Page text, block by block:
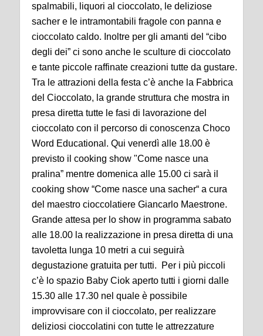
spalmabili, liquori al cioccolato, le deliziose
sacher e le intramontabili fragole con panna e
cioccolato caldo. Inoltre per gli amanti del “cibo
degli dei” ci sono anche le sculture di cioccolato
e tante piccole raffinate creazioni tutte da gustare.
Tra le attrazioni della festa c’è anche la Fabbrica
del Cioccolato, la grande struttura che mostra in
presa diretta tutte le fasi di lavorazione del
cioccolato con il percorso di conoscenza Choco
Word Educational. Qui venerdì alle 18.00 è
previsto il cooking show "Come nasce una
pralina” mentre domenica alle 15.00 ci sarà il
cooking show “Come nasce una sacher“ a cura
del maestro cioccolatiere Giancarlo Maestrone.
Grande attesa per lo show in programma sabato
alle 18.00 la realizzazione in presa diretta di una
tavoletta lunga 10 metri a cui seguirà
degustazione gratuita per tutti. Per i più piccoli
c’è lo spazio Baby Ciok aperto tutti i giorni dalle
15.30 alle 17.30 nel quale è possibile
improvvisare con il cioccolato, per realizzare
deliziosi cioccolatini con tutte le attrezzature